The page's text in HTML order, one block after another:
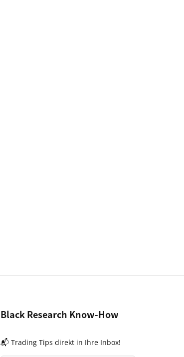
Black Research Know-How
📬 Trading Tips direkt in Ihre Inbox!